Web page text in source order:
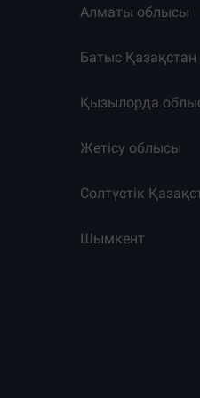
Алматы облысы
Батыс
Қызылорда
Жетісу облысы
Солтүстік
Шымкент